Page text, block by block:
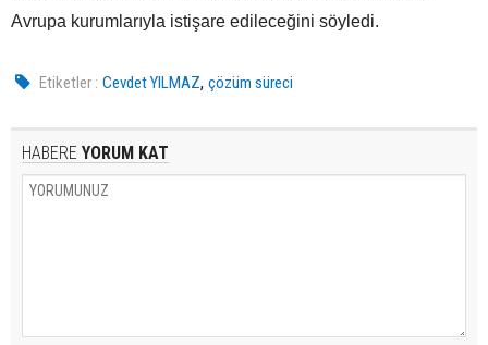
Avrupa kurumlarıyla istişare edileceğini söyledi.
Etiketler : Cevdet YILMAZ,çözüm süreci
HABERE YORUM KAT